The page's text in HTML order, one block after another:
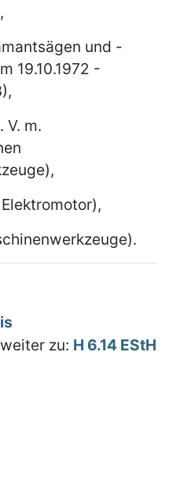
und -
19.10.1972 -
V. m.
weiter zu: H 6.14 EStH